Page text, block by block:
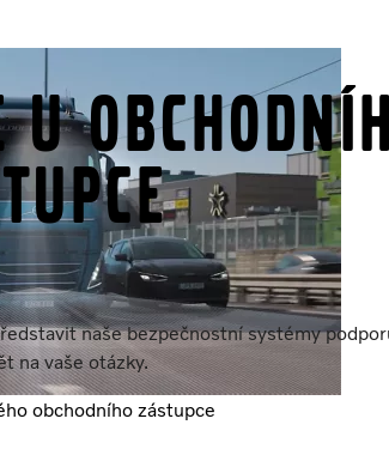
naše bezpečnostní systémy
na vaše otázky.
obchodního zástupce